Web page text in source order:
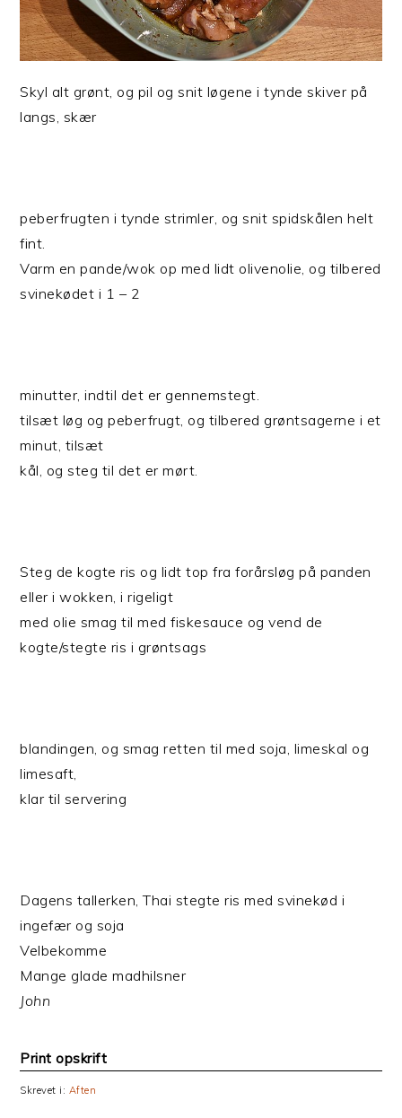
Skyl alt grønt, og pil og snit løgene i tynde skiver på
langs, skær
peberfrugten i tynde strimler, og snit spidskålen helt
fint.
Varm en pande/wok op med lidt olivenolie, og tilbered
svinekødet i 1 – 2
minutter, indtil det er gennemstegt.
tilsæt løg og peberfrugt, og tilbered grøntsagerne i et
minut, tilsæt
kål, og steg til det er mørt.
Steg de kogte ris og lidt top fra forårsløg på panden
eller i wokken, i rigeligt
med olie smag til med fiskesauce og vend de
kogte/stegte ris i grøntsags
blandingen, og smag retten til med soja, limeskal og
limesaft,
klar til servering
Dagens tallerken, Thai stegte ris med svinekød i
ingefær og soja
Velbekomme
Mange glade madhilsner
John
Print opskrift
Skrevet i: Aften